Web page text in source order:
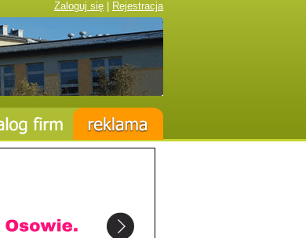
Zaloguj się Rejestracja